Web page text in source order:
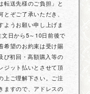
転送先様のご負担」と
ぞご了承いただき、
ようお願い申し上げま
日から5～10日前後で
希望のお約束は受け賜
び初回・高額購入等の
ジット払いとさせて頂
上ご理解下さい。ご注
ますので、アドレスの